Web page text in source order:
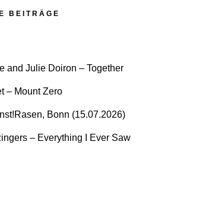
BEITRÄGE
and Julie Doiron – Together
– Mount Zero
Bonn (15.07.2026)
– Everything I Ever Saw